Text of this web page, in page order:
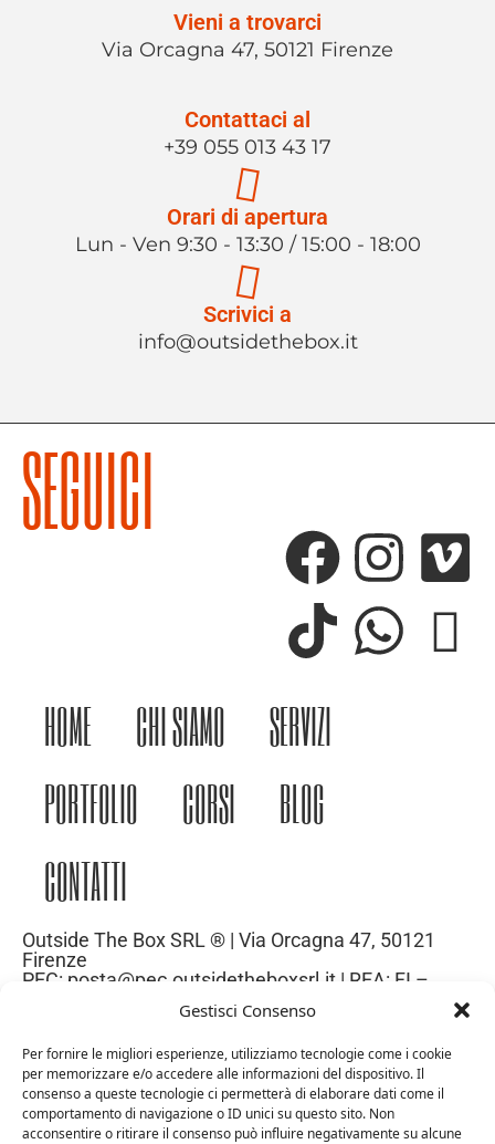
Gestisci Consenso
Per fornire le migliori esperienze, utilizziamo tecnologie come i cookie
per memorizzare e/o accedere alle informazioni del dispositivo. Il
consenso a queste tecnologie ci permetterà di elaborare dati come il
comportamento di navigazione o ID unici su questo sito. Non
acconsentire o ritirare il consenso può influire negativamente su alcune
Vieni a trovarci
Via Orcagna 47, 50121 Firenze
Contattaci al
+39 055 013 43 17
Orari di apertura
Lun - Ven 9:30 - 13:30 / 15:00 - 18:00
Scrivici a
info@outsidethebox.it
HOME CHI SIAMO
SERVIZI
PORTFOLIO
CORSI
BLOG
CONTATTI
Outside The Box SRL ® | Via Orcagna 47, 50121
Firenze
PEC: posta@pec.outsidetheboxsrl.it | REA: FI –
669971| P.IVA: 06969740486
Capitale Sociale: 10.000€
SEGUICI